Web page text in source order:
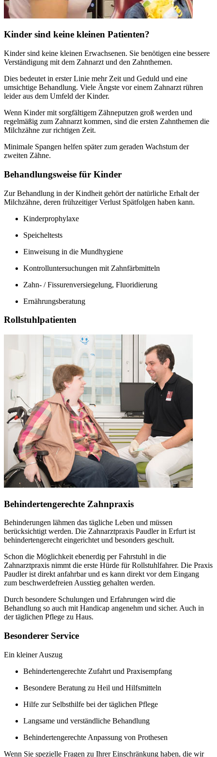
Kinder sind keine kleinen Patienten?
Kinder sind keine kleinen Erwachsenen. Sie benötigen eine bessere
Verständigung mit dem Zahnarzt und den Zahnthemen.
Dies bedeutet in erster Linie mehr Zeit und Geduld und eine
umsichtige Behandlung. Viele Ängste vor einem Zahnarzt rühren
leider aus dem Umfeld der Kinder.
Wenn Kinder mit sorgfältigem Zähneputzen groß werden und
regelmäßig zum Zahnarzt kommen, sind die ersten Zahnthemen die
Milchzähne zur richtigen Zeit.
Minimale Spangen helfen später zum geraden Wachstum der
zweiten Zähne.
Behandlungsweise für Kinder
Zur Behandlung in der Kindheit gehört der natürliche Erhalt der
Milchzähne, deren frühzeitiger Verlust Spätfolgen haben kann.
Kinderprophylaxe
Speicheltests
Einweisung in die Mundhygiene
Kontrolluntersuchungen mit Zahnfärbmitteln
Zahn- / Fissurenversiegelung, Fluoridierung
Ernährungsberatung
Rollstuhlpatienten
Behindertengerechte Zahnpraxis
Behinderungen lähmen das tägliche Leben und müssen
berücksichtigt werden. Die Zahnarztpraxis Paudler in Erfurt ist
behindertengerecht eingerichtet und besonders geschult.
Schon die Möglichkeit ebenerdig per Fahrstuhl in die
Zahnarztpraxis nimmt die erste Hürde für Rollstuhlfahrer. Die Praxis
Paudler ist direkt anfahrbar und es kann direkt vor dem Eingang
zum beschwerdefreien Ausstieg gehalten werden.
Durch besondere Schulungen und Erfahrungen wird die
Behandlung so auch mit Handicap angenehm und sicher. Auch in
der täglichen Pflege zu Haus.
Besonderer Service
Ein kleiner Auszug
Behindertengerechte Zufahrt und Praxisempfang
Besondere Beratung zu Heil und Hilfsmitteln
Hilfe zur Selbsthilfe bei der täglichen Pflege
Langsame und verständliche Behandlung
Behindertengerechte Anpassung von Prothesen
Wenn Sie spezielle Fragen zu Ihrer Einschränkung haben, die wir